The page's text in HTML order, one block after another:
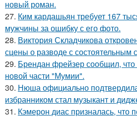
новый роман.
27. Ким кардашьян требует 167
мужчины за ошибку с его фото.
28. Виктория Складчикова
сцены о разводе с состоятельным
29. Брендан фрейзер сообщил, что
новой части "Мумии".
30. Нюша официально
избранником стал музыкант и
31. Кэмерон диас призналась, что